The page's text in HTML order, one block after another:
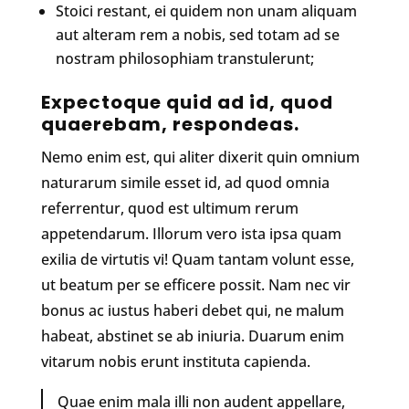
Stoici restant, ei quidem non unam aliquam
aut alteram rem a nobis, sed totam ad se
nostram philosophiam transtulerunt;
Expectoque quid ad id, quod
quaerebam, respondeas.
Nemo enim est, qui aliter dixerit quin omnium
naturarum simile esset id, ad quod omnia
referrentur, quod est ultimum rerum
appetendarum. Illorum vero ista ipsa quam
exilia de virtutis vi! Quam tantam volunt esse,
ut beatum per se efficere possit. Nam nec vir
bonus ac iustus haberi debet qui, ne malum
habeat, abstinet se ab iniuria. Duarum enim
vitarum nobis erunt instituta capienda.
Quae enim mala illi non audent appellare,